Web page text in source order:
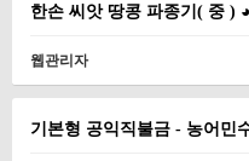
한손 씨앗 땅콩 파종기( 중 )
웹관리자
기본형 공익직불금 - 농어민